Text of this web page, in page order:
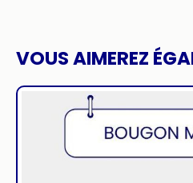
VOUS AIMEREZ